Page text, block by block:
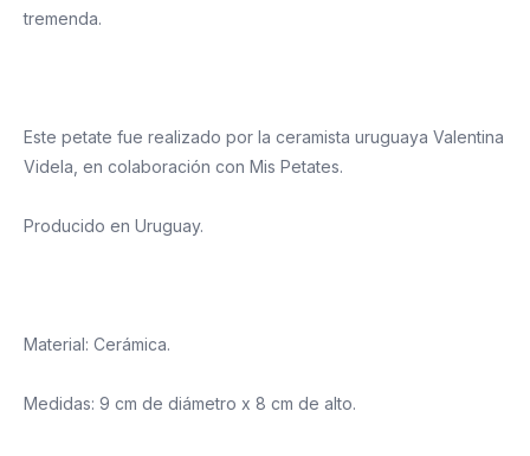
tremenda.
Este petate fue realizado por la ceramista uruguaya Valentina
Videla, en colaboración con Mis Petates.
Producido en Uruguay.
Material: Cerámica.
Medidas: 9 cm de diámetro x 8 cm de alto.